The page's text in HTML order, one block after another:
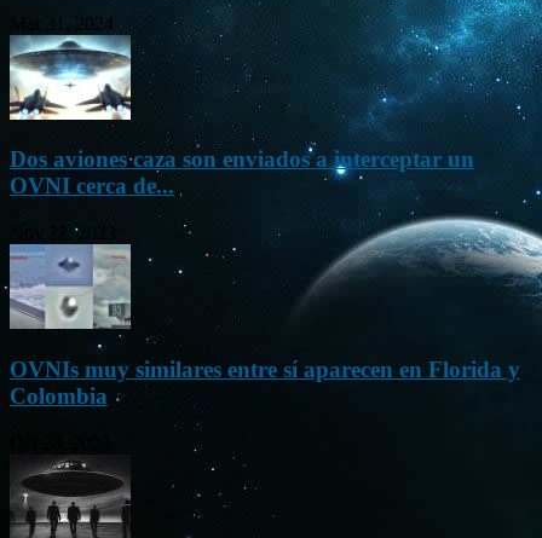
Mar 31, 2024
Dos aviones caza son enviados a interceptar un
OVNI cerca de...
Nov 22, 2023
OVNIs muy similares entre sí aparecen en Florida y
Colombia